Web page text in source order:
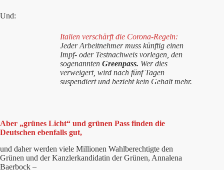
Und:
Italien verschärft die Corona-Regeln:
Jeder Arbeitnehmer muss künftig einen
Impf- oder Testnachweis vorlegen, den
sogenannten Greenpass. Wer dies
verweigert, wird nach fünf Tagen
suspendiert und bezieht kein Gehalt mehr.
Aber „grünes Licht“ und grünen Pass finden die
Deutschen ebenfalls gut,
und daher werden viele Millionen Wahlberechtigte den
Grünen und der Kanzlerkandidatin der Grünen, Annalena
Baerbock –